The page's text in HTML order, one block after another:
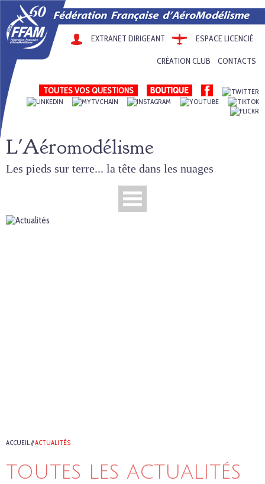
EXTRANET DIRIGEANT ESPACE LICENCIÉ
CRÉATION CLUB CONTACTS
TOUTES VOS QUESTIONS
L'Aéromodélisme
Les pieds sur terre... la tête dans les nuages
ACCUEIL//ACTUALITÉS
TOUTES LES ACTUALITÉS